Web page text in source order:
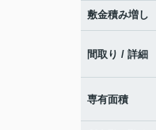
敷金積み増し
間取り / 詳細
専有面積